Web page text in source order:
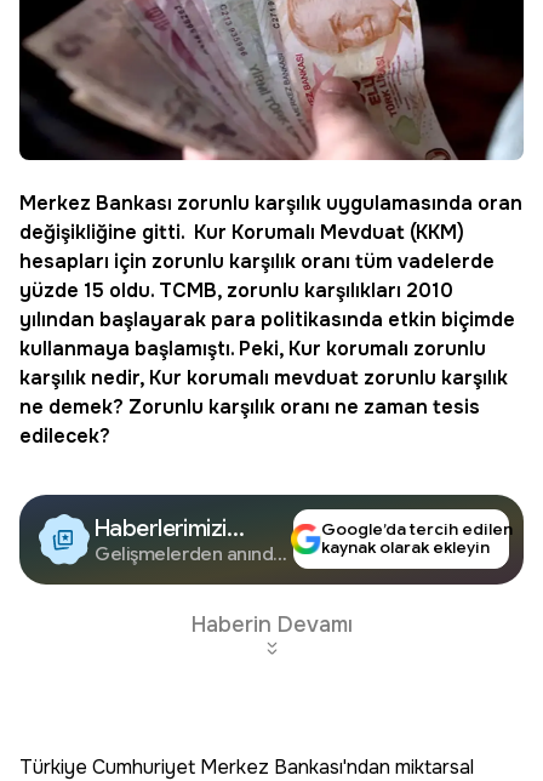
Merkez Bankası zorunlu karşılık uygulamasında oran
değişikliğine gitti. Kur Korumalı Mevduat (KKM)
hesapları için zorunlu karşılık oranı tüm vadelerde
yüzde 15 oldu. TCMB, zorunlu karşılıkları 2010
yılından başlayarak para politikasında etkin biçimde
kullanmaya başlamıştı. Peki, Kur korumalı zorunlu
karşılık nedir, Kur korumalı mevduat zorunlu karşılık
ne demek? Zorunlu karşılık oranı ne zaman tesis
edilecek?
Haberlerimizi
Google'da Takip
Edin
Gelişmelerden anında
Google’da tercih edilen
kaynak olarak ekleyin
Haberin Devamı
Türkiye Cumhuriyet Merkez Bankası'ndan miktarsal